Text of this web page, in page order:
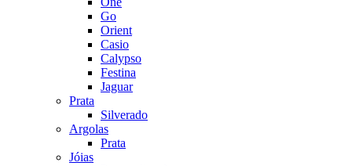
Go
Orient
Casio
Calypso
Festina
Jaguar
Prata
Silverado
Argolas
Prata
Jóias